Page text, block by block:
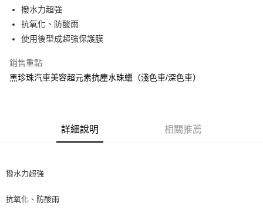
Apple Pay
街口支付
全盈+PAY
AFTEE先享後付是「在收到商品之後才付款」的支付方式。 讓您購物簡單
３．安心：先確認商品／服務後，再付款。
【「AFTEE先享後付」結帳流程】
１．於結帳方式選擇「AFTEE先享後付」後，將跳轉至「AFTEE先享後付」
全家取貨付款 (運費60$)
每筆NT$70，滿NT$490(含以上)免運費
撥水力超強
抗氧化、防酸雨
使用後型成超強保護膜
銷售重點
黑珍珠汽車美容超元素抗塵水珠蠟（淺色車/深色車）
詳細說明 相關推薦
撥水力超強
抗氧化、防酸雨